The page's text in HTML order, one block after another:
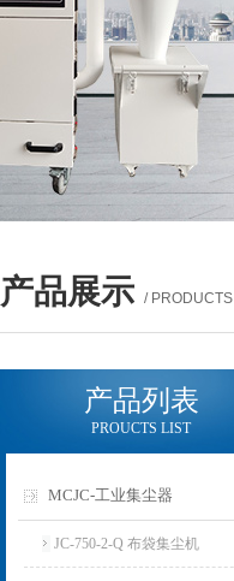
产品展示 / PRODUCTS
产品列表
PROUCTS LIST
MCJC-工业集尘器
JC-750-2-Q 布袋集尘机